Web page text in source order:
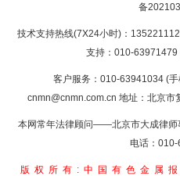
备
技术支持热线(7X24小时)：
支持：010-
客户服务：010-63941034 (
cnmn@cnmn.com.cn 地址：北京市
本网常年法律顾问——北京市大成律师
电话：
版权所有:中国有色金属报